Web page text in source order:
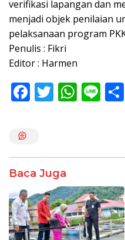
verifikasi lapangan dan
menjadi objek penilaian
pelaksanaan program
Penulis : Fikri
Editor : Harmen
F
ac
o
o
k
T
w
W
h
A
p
p
Li
n
Baca Juga